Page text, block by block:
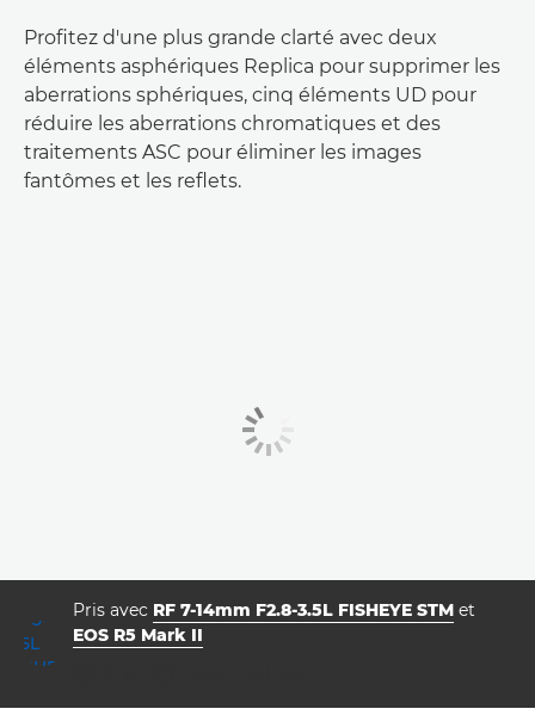
Profitez d'une plus grande clarté avec deux
éléments asphériques Replica pour supprimer les
aberrations sphériques, cinq éléments UD pour
réduire les aberrations chromatiques et des
traitements ASC pour éliminer les images
fantômes et les reflets.
Pris avec RF 7-14mm F2.8-3.5L FISHEYE STMet
EOS R5 Mark II